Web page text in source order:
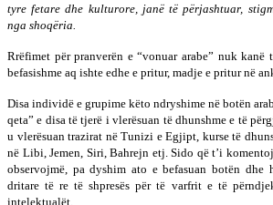
tyre fetare dhe kulturore, janë të përjashtuar,
nga shoqëria.
Rrëfimet për pranverën e “vonuar arabe” nuk kanë
befasishme aq ishte edhe e pritur, madje e pritur në
Disa individë e grupime këto ndryshime në botën
qeta” e disa të tjerë i vlerësuan të dhunshme e të
u vlerësuan trazirat në Tunizi e Egjipt, kurse të
në Libi, Jemen, Siri, Bahrejn etj. Sido që t’i
observojmë, pa dyshim ato e befasuan botën
dritare të re të shpresës për të varfrit e të
intelektualët.